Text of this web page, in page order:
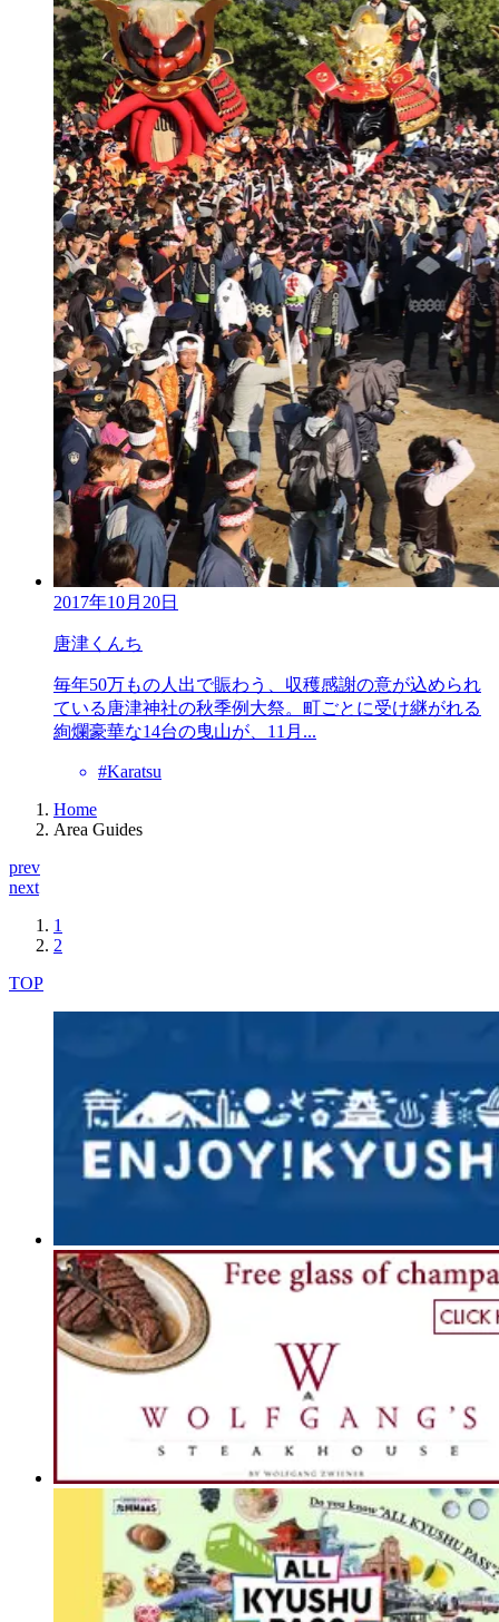
2017年10月20日
唐津くんち
毎年50万もの人出で賑わう、収穫感謝の意が込められ
ている唐津神社の秋季例大祭。町ごとに受け継がれる
絢爛豪華な14台の曳山が、11月...
#Karatsu
Home
Area Guides
prev
next
1
2
TOP